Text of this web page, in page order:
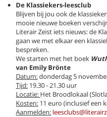
De Klassiekers-leesclub
Blijven bij jou ook de
mooie nieuwe boeken
Literair Zeist iets nieuws: de
gaan we met elkaar een
bespreken.
We starten met het boek
van Emily Brönte
Datum:donderdag 5
Tijd: 19.30 - 21.30 uur
Locatie: Het Broodlokaal
Kosten: 11 euro (inclusief een
Aanmelden: